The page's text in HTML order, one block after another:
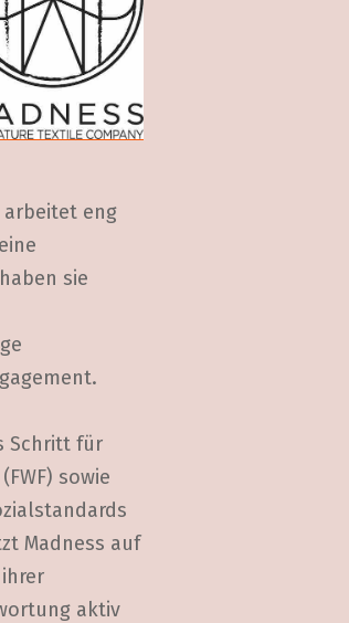
eng
sie
Schritt für
sowie
Madness auf
aktiv